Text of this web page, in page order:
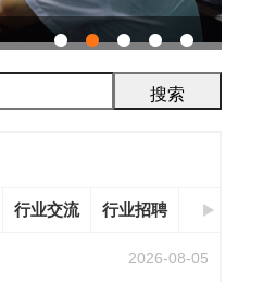
行业交流 行业招聘
2026-08-05